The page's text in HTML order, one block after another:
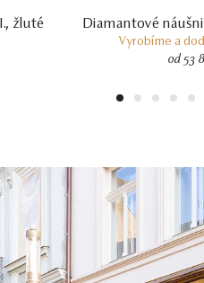
žluté Diamantové
Vyrobíme a
od 53
1 2 3 4 5